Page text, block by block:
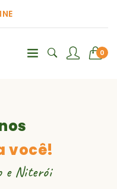
0
você!
e Niterói